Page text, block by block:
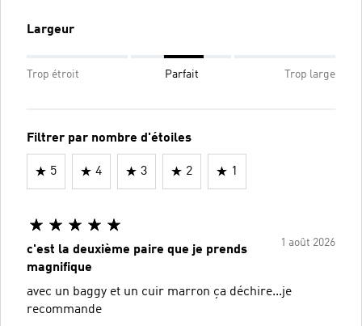
Largeur
Trop étroit Parfait Trop large
Filtrer par nombre d'étoiles
5 4 3 2 1
1 août 2026
c'est la deuxième paire que je prends
magnifique
avec un baggy et un cuir marron ça déchire...je
recommande